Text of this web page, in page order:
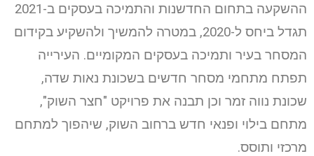
ההשקעה בתחום החדשנות והתמיכה בעסקים ב-2021
תגדל ביחס ל-2020, במטרה להמשיך ולהשקיע בקידום
המסחר בעיר ותמיכה בעסקים המקומיים. העירייה
תפתח מתחמי מסחר חדשים בשכונת נאות שדה,
שכונת נווה זמר וכן תבנה את פרויקט "חצר השוק",
מתחם בילוי ופנאי חדש ברחוב השוק, שיהפוך למתחם
מרכזי ותוסס.